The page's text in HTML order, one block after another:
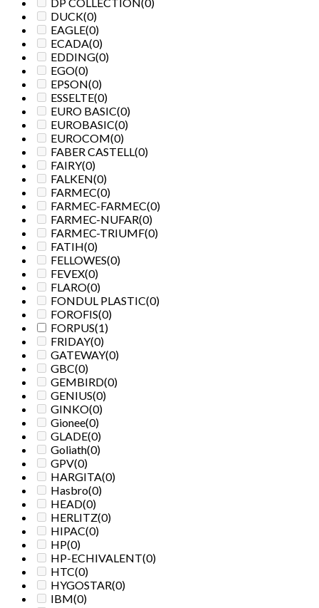
DUCK(0)
EAGLE(0)
ECADA(0)
EDDING(0)
EGO(0)
EPSON(0)
ESSELTE(0)
EURO BASIC(0)
EUROBASIC(0)
EUROCOM(0)
FABER CASTELL(0)
FAIRY(0)
FALKEN(0)
FARMEC(0)
FARMEC-FARMEC(0)
FARMEC-NUFAR(0)
FARMEC-TRIUMF(0)
FATIH(0)
FELLOWES(0)
FEVEX(0)
FLARO(0)
FONDUL PLASTIC(0)
FOROFIS(0)
FORPUS(1)
FRIDAY(0)
GATEWAY(0)
GBC(0)
GEMBIRD(0)
GENIUS(0)
GINKO(0)
Gionee(0)
GLADE(0)
Goliath(0)
GPV(0)
HARGITA(0)
Hasbro(0)
HEAD(0)
HERLITZ(0)
HIPAC(0)
HP(0)
HP-ECHIVALENT(0)
HTC(0)
HYGOSTAR(0)
IBM(0)